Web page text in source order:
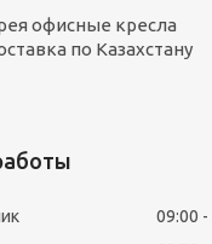
офисные кресла
по Казахстану
09:00